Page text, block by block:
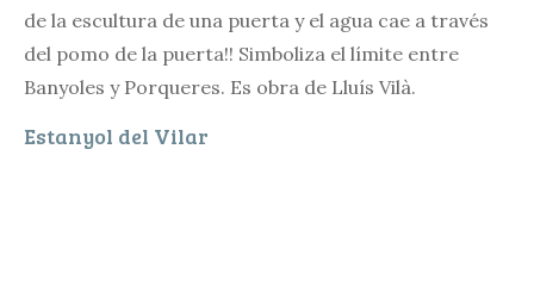
de la escultura de una puerta y el agua cae a través
del pomo de la puerta!! Simboliza el límite entre
Banyoles y Porqueres. Es obra de Lluís Vilà.
Estanyol del Vilar